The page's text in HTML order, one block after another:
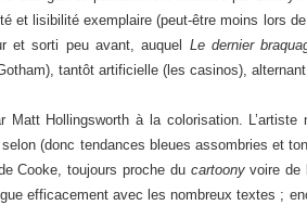
et lisibilité exemplaire (peut-être moins lors
et sorti peu avant, auquel Le dernier
tantôt artificielle (les casinos),
Hollingsworth à la colorisation.
(donc tendances bleues assombries et
Cooke, toujours proche du cartoonyvoire de
efficacement avec les nombreux textes ;